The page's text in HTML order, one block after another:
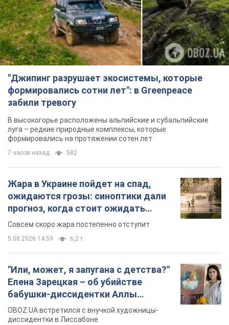
"Джипинг разрушает экосистемы, которые
формировались сотни лет": в Greenpeace
забили тревогу
В высокогорье расположены альпийские и субальпийские
луга – редкие природные комплексы, которые
формировались на протяжении сотен лет
7 часов назад 582
Жара в Украине пойдет на спад,
ожидаются грозы: синоптики дали
прогноз, когда стоит ожидать
изменения погоды
Совсем скоро жара постепенно отступит
5.08.2026 14:59 6,2 т.
"Или, может, я запугана с детства?"
Елена Зарецкая – об убийстве
бабушки-диссидентки Аллы
Горской, критике сына Стуса и
бегстве в Португалию с пятью
OBOZ.UA встретился с внучкой художницы-
диссидентки в Лиссабоне